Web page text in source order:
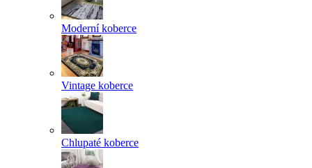
Moderní koberce
Vintage koberce
Chlupaté koberce